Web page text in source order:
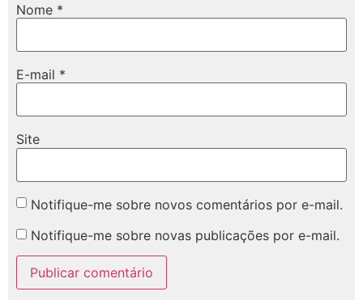
Nome *
E-mail *
Site
Notifique-me sobre novos comentários por e-mail.
Notifique-me sobre novas publicações por e-mail.